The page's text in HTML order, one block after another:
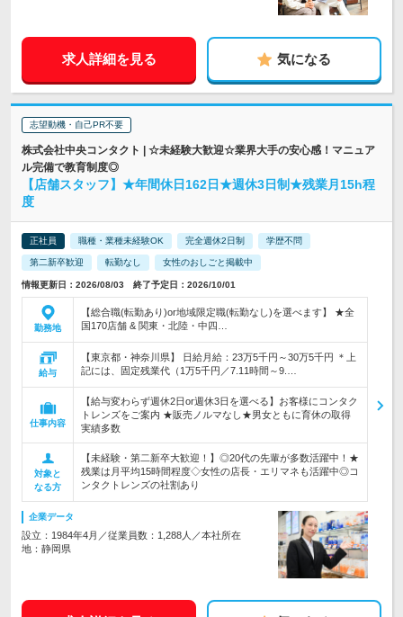
求人詳細を見る 気になる
志望動機・自己PR不要
株式会社中央コンタクト | ☆未経験大歓迎☆業界大手の安心感！マニュア
ル完備で教育制度◎
【店舗スタッフ】★年間休日162日★週休3日制★残業月15h程
度
正社員 職種・業種未経験OK 完全週休2日制 学歴不問
第二新卒歓迎 転勤なし 女性のおしごと掲載中
情報更新日：2026/08/03 終了予定日：2026/10/01
勤務地
【総合職(転勤あり)or地域限定職(転勤なし)を選べます】 ★全
国170店舗 & 関東・北陸・中四…
給与
【東京都・神奈川県】 日給月給：23万5千円～30万5千円 ＊上
記には、固定残業代（1万5千円／7.11時間～9.…
仕事内容
【給与変わらず週休2日or週休3日を選べる】お客様にコンタク
トレンズをご案内 ★販売ノルマなし★男女ともに育休の取得
実績多数
対象と
なる方
【未経験・第二新卒大歓迎！】◎20代の先輩が多数活躍中！★
残業は月平均15時間程度◇女性の店長・エリマネも活躍中◎コ
ンタクトレンズの社割あり
企業データ
設立：1984年4月／従業員数：1,288人／本社所在
地：静岡県